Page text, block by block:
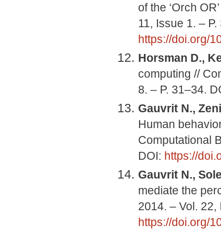
of the ‘Orch
11, Issue 1. –
https://doi.org/
Horsman D.,
computing //
8. – P. 31–34.
Gauvrit N.,
Human
Computational
DOI: https://
Gauvrit N.,
mediate the
2014. – Vol. 22,
https://doi.org/